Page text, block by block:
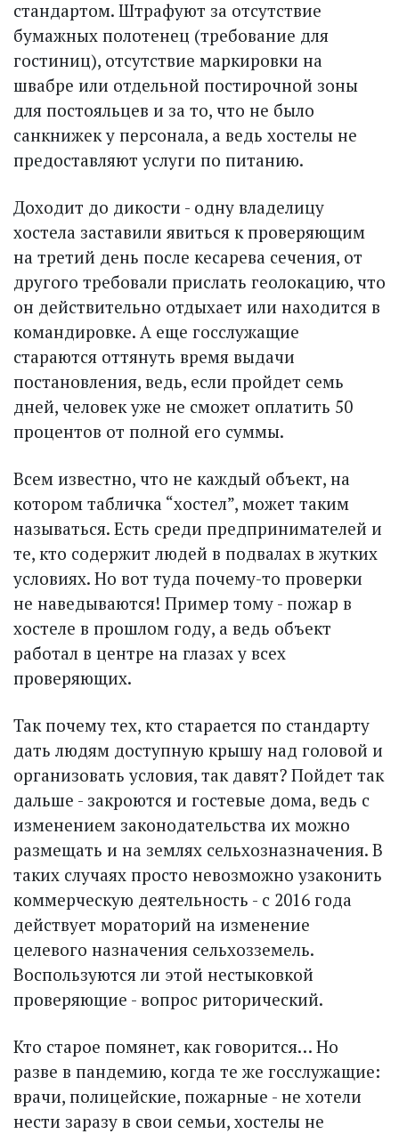
стандартом. Штрафуют за отсутствие
бумажных полотенец (требование для
гостиниц), отсутствие маркировки на
швабре или отдельной постирочной зоны
для постояльцев и за то, что не было
санкнижек у персонала, а ведь хостелы не
предоставляют услуги по питанию.
Доходит до дикости - одну владелицу
хостела заставили явиться к проверяющим
на третий день после кесарева сечения, от
другого требовали прислать геолокацию, что
он действительно отдыхает или находится в
командировке. А еще госслужащие
стараются оттянуть время выдачи
постановления, ведь, если пройдет семь
дней, человек уже не сможет оплатить 50
процентов от полной его суммы.
Всем известно, что не каждый объект, на
котором таб­личка “хостел”, может таким
называться. Есть среди предпринимателей и
те, кто содержит людей в подвалах в жутких
условиях. Но вот туда почему-то проверки
не наведываются! Пример тому - пожар в
хостеле в прошлом году, а ведь объект
работал в центре на глазах у всех
проверяющих.
Так почему тех, кто старается по стандарту
дать людям доступную крышу над головой и
организовать условия, так давят? Пойдет так
дальше - закроются и гостевые дома, ведь с
изменением законодательства их можно
размещать и на землях сельхозназначения. В
таких случаях просто невозможно узаконить
коммерческую деятельность - с 2016 года
действует мораторий на изменение
целевого назначения сельхозземель.
Воспользуются ли этой нестыковкой
проверяющие - вопрос риторический.
Кто старое помянет, как говорится… Но
разве в пандемию, когда те же госслужащие:
врачи, полицейские, пожарные - не хотели
нести заразу в свои семьи, хостелы не